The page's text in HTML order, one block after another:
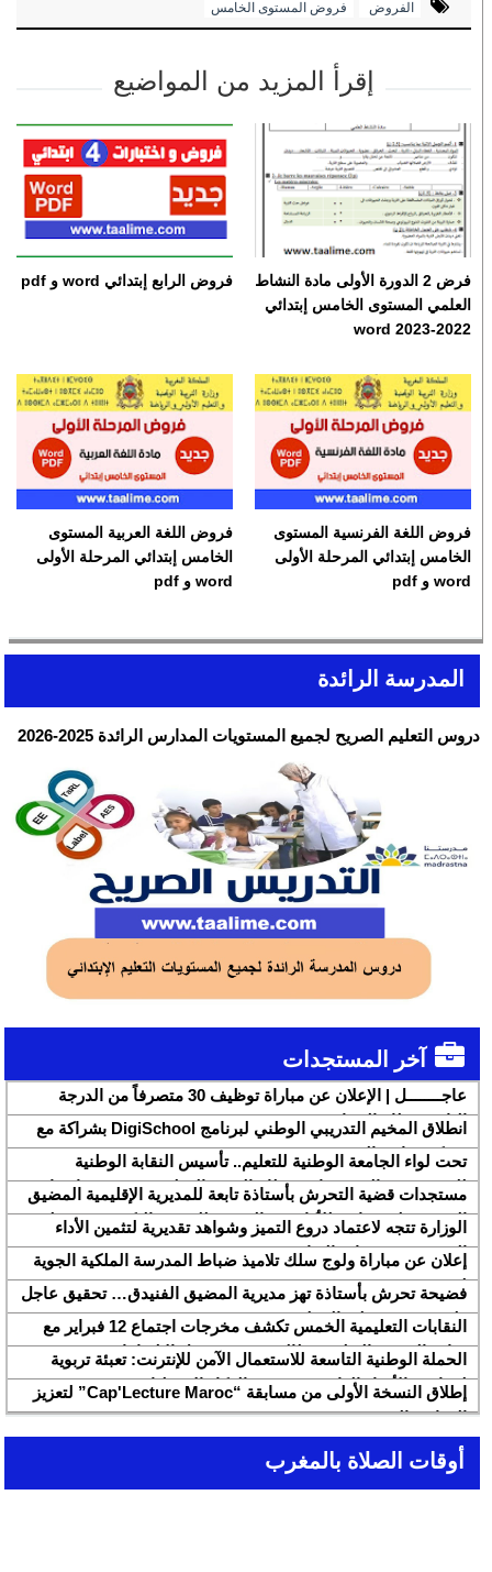
الفروض فروض المستوى الخامس
إقرأ المزيد من المواضيع
فرض 2 الدورة الأولى مادة النشاط
العلمي المستوى الخامس إبتدائي
2022-2023 word
فروض الرابع إبتدائي word و pdf
فروض اللغة الفرنسية المستوى
الخامس إبتدائي المرحلة الأولى
word و pdf
فروض اللغة العربية المستوى
الخامس إبتدائي المرحلة الأولى
word و pdf
المدرسة الرائدة
دروس التعليم الصريح لجميع المستويات المدارس الرائدة 2025-2026
آخر المستجدات
عاجــــــــل | الإعلان عن مباراة توظيف 30 متصرفاً من الدرجة
الثانية بقطاع الشباب
انطلاق المخيم التدريبي الوطني لبرنامج DigiSchool بشراكة مع
شركة هواوي المغرب
تحت لواء الجامعة الوطنية للتعليم.. تأسيس النقابة الوطنية
للمتصرفين والمتصرفات بقطاع التربية الوطنية SNASE وانتخاب
مكتبها الوطني
مستجدات قضية التحرش بأستاذة تابعة للمديرية الإقليمية المضيق
الفنيدق ولجنة تابعة للأكاديمية الجهوية للتربية والتكوين بجهة طنجة
تطوان الحسيمة، تحل بذات المديرية الإقليمية
الوزارة تتجه لاعتماد دروع التميز وشواهد تقديرية لتثمين الأداء
التربوي بمؤسسات الريادة
إعلان عن مباراة ولوج سلك تلاميذ ضباط المدرسة الملكية الجوية
لسنة 2026
فضيحة تحرش بأستاذة تهز مديرية المضيق الفنيدق… تحقيق عاجل
ولجنة تفتيش على الخط
النقابات التعليمية الخمس تكشف مخرجات اجتماع 12 فبراير مع
وزارة التربية والتعليم وتطالب بتسريع تنزيل الالتزامات
الحملة الوطنية التاسعة للاستعمال الآمن للإنترنت: تعبئة تربوية
لمواجهة الأخبار الزائفة في عصر الذكاء الاصطناعي
إطلاق النسخة الأولى من مسابقة “Cap'Lecture Maroc” لتعزيز
القراءة بالفرنسية سنة 2026
أوقات الصلاة بالمغرب